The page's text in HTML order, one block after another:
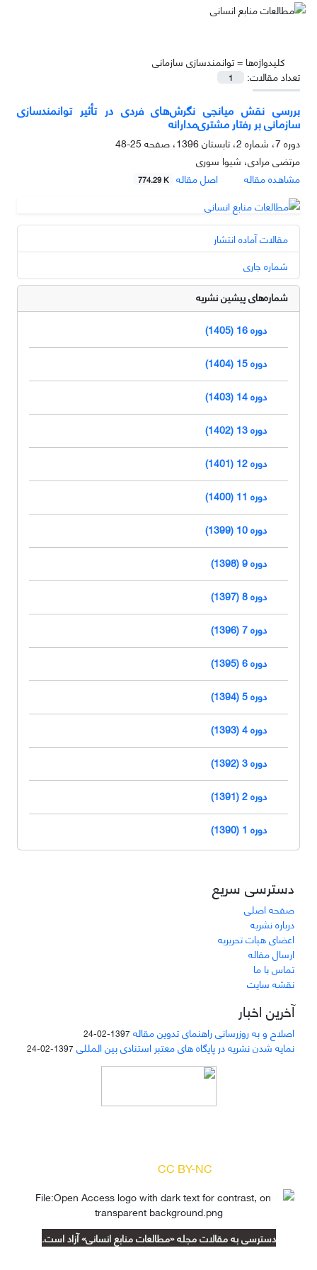
کلیدواژه‌ها =توانمندسازی سازمانی
تعداد مقالات:
1
بررسی نقش میانجی نگرش‌های فردی در تأثیر توانمندسازی
سازمانی بر رفتار مشتری‌مدارانه
دوره 7، شماره 2، تابستان 1396، صفحه
25-48
مرتضی مرادی، شیوا سوری
مشاهده مقاله
اصل مقاله 774.29 K
مقالات آماده انتشار
شماره جاری
شماره‌های پیشین نشریه
دوره 16 (1405)
دوره 15 (1404)
دوره 14 (1403)
دوره 13 (1402)
دوره 12 (1401)
دوره 11 (1400)
دوره 10 (1399)
دوره 9 (1398)
دوره 8 (1397)
دوره 7 (1396)
دوره 6 (1395)
دوره 5 (1394)
دوره 4 (1393)
دوره 3 (1392)
دوره 2 (1391)
دوره 1 (1390)
دسترسی سریع
صفحه اصلی
درباره نشریه
اعضای هیات تحریریه
ارسال مقاله
تماس با ما
نقشه سایت
آخرین اخبار
اصلاح و به روزرسانی راهنمای تدوین مقاله 1397-02-24
نمایه شدن نشریه در پایگاه های معتبر استنادی بین المللی 1397-02-24
CC BY-NC
دسترسی به مقالات مجله «مطالعات منابع انسانی» آزاد است.